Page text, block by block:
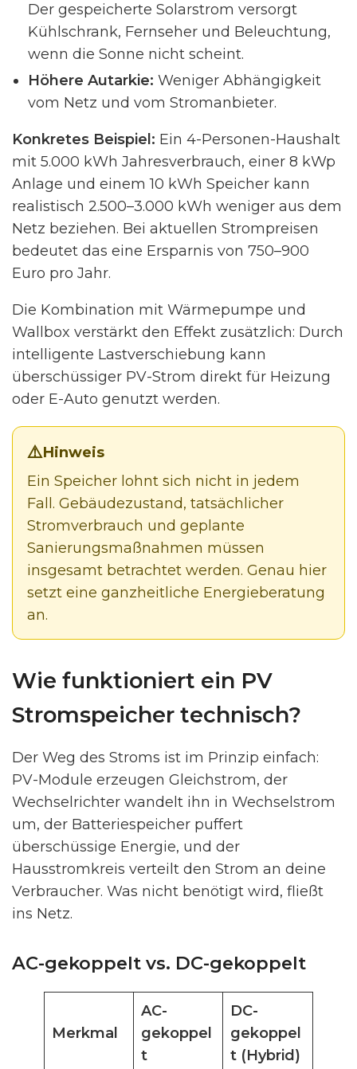
Der gespeicherte Solarstrom versorgt
Kühlschrank, Fernseher und Beleuchtung,
wenn die Sonne nicht scheint.
Höhere Autarkie: Weniger Abhängigkeit
vom Netz und vom Stromanbieter.
Konkretes Beispiel: Ein 4-Personen-Haushalt
mit 5.000 kWh Jahresverbrauch, einer 8 kWp
Anlage und einem 10 kWh Speicher kann
realistisch 2.500–3.000 kWh weniger aus dem
Netz beziehen. Bei aktuellen Strompreisen
bedeutet das eine Ersparnis von 750–900
Euro pro Jahr.
Die Kombination mit Wärmepumpe und
Wallbox verstärkt den Effekt zusätzlich: Durch
intelligente Lastverschiebung kann
überschüssiger PV-Strom direkt für Heizung
oder E-Auto genutzt werden.
Hinweis
Ein Speicher lohnt sich nicht in jedem
Fall. Gebäudezustand, tatsächlicher
Stromverbrauch und geplante
Sanierungsmaßnahmen müssen
insgesamt betrachtet werden. Genau hier
setzt eine ganzheitliche Energieberatung
an.
Wie funktioniert ein PV
Stromspeicher technisch?
Der Weg des Stroms ist im Prinzip einfach:
PV-Module erzeugen Gleichstrom, der
Wechselrichter wandelt ihn in Wechselstrom
um, der Batteriespeicher puffert
überschüssige Energie, und der
Hausstromkreis verteilt den Strom an deine
Verbraucher. Was nicht benötigt wird, fließt
ins Netz.
AC-gekoppelt vs. DC-gekoppelt
Merkmal
AC-
gekoppel
t
DC-
gekoppel
t (Hybrid)